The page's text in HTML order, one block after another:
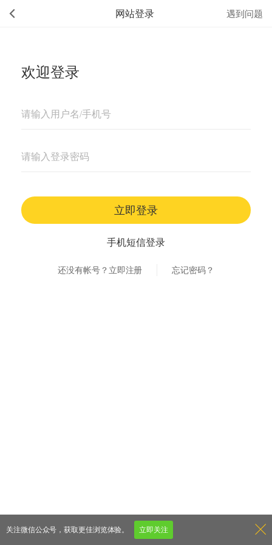
网站登录 遇到问题
欢迎登录
立即登录
手机短信登录
还没有帐号？立即注册 忘记密码？
关注微信公众号，获取更佳浏览体验。 立即关注